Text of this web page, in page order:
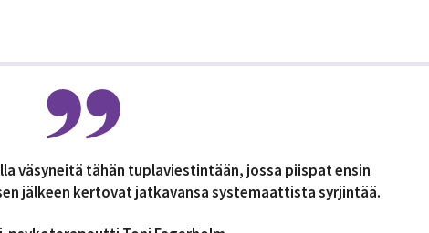
väsyneitä tähän tuplaviestintään, jossa piispat ensin
jälkeen kertovat jatkavansa systemaattista syrjintää.